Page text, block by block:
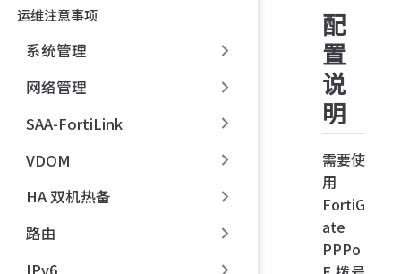
运维注意事项
系统管理
网络管理
SAA-FortiLink
VDOM
HA 双机热备
路由
IPv6
配
置
说
明
需要使
用
FortiG
ate
PPPo